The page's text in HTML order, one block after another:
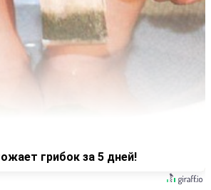
грибок за 5 дней!